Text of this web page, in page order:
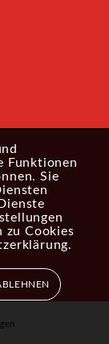
Funktionen
Sie
zu Cookies
.